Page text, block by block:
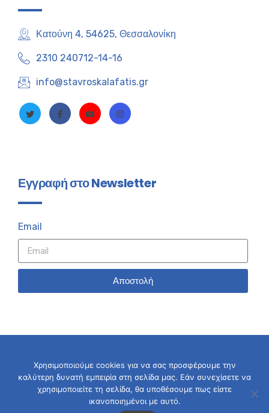
Κατούνη 4, 54625, Θεσσαλονίκη
2310 240712-14-16
info@stavroskalafatis.gr
Εγγραφή στο Newsletter
Email
Αποστολή
© 2026 Σταύρος Καλαφάτης
Χρησιμοποιούμε cookies για να σας προσφέρουμε την
καλύτερη δυνατή εμπειρία στη σελίδα μας. Εάν συνεχίσετε να
χρησιμοποιείτε τη σελίδα, θα υποθέσουμε πως είστε
ικανοποιημένοι με αυτό.